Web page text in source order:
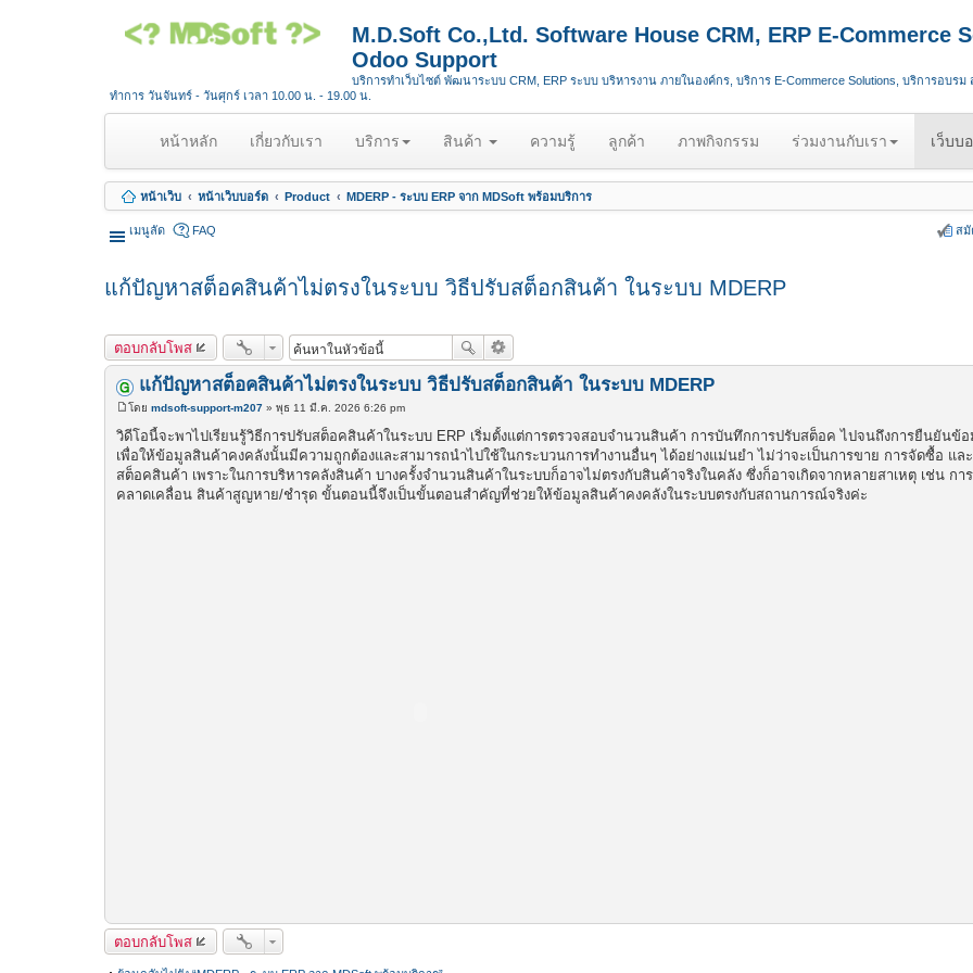
M.D.Soft Co.,Ltd. Software House CRM, ERP E-Commerce
Odoo Support
บริการทำเว็บไซต์ พัฒนาระบบ CRM, ERP ระบบ บริหารงาน ภายในองค์กร, บริการ E-Commerce Solutions, บริการอบรม
ทำการ วันจันทร์ - วันศุกร์ เวลา 10.00 น. - 19.00 น.
หน้าหลัก(
u
r
t
เกี่ยวกับเรา บริการ สินค้า ความรู้ ลูกค้า ภาพกิจกรรม ร่วมงานกับเรา เว็บบ
หน้าเว็บ หน้าเว็บบอร์ด Product MDERP - ระบบ ERP จาก MDSoft พร้อมบริการ
เมนูลัด FAQ สมั
แก้ปัญหาสต็อคสินค้าไม่ตรงในระบบ วิธีปรับสต็อกสินค้า ในระบบ MDERP
ตอบกลับโพส
แก้ปัญหาสต็อคสินค้าไม่ตรงในระบบ วิธีปรับสต็อกสินค้า ในระบบ MDERP
พ
ส
ต์
โดย mdsoft-support-m207 » พุธ 11 มี.ค. 2026 6:26 pm
วิดีโอนี้จะพาไปเรียนรู้วิธีการปรับสต็อคสินค้าในระบบ ERP เริ่มตั้งแต่การตรวจสอบจำนวนสินค้า การบันทึกการปรับสต็อค ไปจนถึงการยืนยันข้
เพื่อให้ข้อมูลสินค้าคงคลังนั้นมีความถูกต้องและสามารถนำไปใช้ในกระบวนการทำงานอื่นๆ ได้อย่างแม่นยำ ไม่ว่าจะเป็นการขาย การจัดซื้อ แล
สต็อคสินค้า เพราะในการบริหารคลังสินค้า บางครั้งจำนวนสินค้าในระบบก็อาจไม่ตรงกับสินค้าจริงในคลัง ซึ่งก็อาจเกิดจากหลายสาเหตุ เช่น กา
คลาดเคลื่อน สินค้าสูญหาย/ชำรุด ขั้นตอนนี้จึงเป็นขั้นตอนสำคัญที่ช่วยให้ข้อมูลสินค้าคงคลังในระบบตรงกับสถานการณ์จริงค่ะ
ตอบกลับโพส